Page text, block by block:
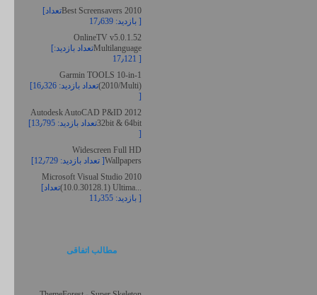
Best Screensavers 2010
[تعداد
بازدید: 17٫639 ]
OnlineTV v5.0.1.52
Multilanguage
[تعداد بازدید:
17٫121 ]
Garmin TOOLS 10-in-1
(2010/Multi)
[تعداد بازدید: 16٫326
]
Autodesk AutoCAD P&ID 2012
32bit & 64bit
[تعداد بازدید: 13٫795
]
Widescreen Full HD
Wallpapers[تعداد بازدید: 12٫729 ]
Microsoft Visual Studio 2010
(10.0.30128.1) Ultima...
[تعداد
بازدید: 11٫355 ]
مطالب اتفاقی